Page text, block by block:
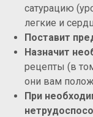
сатурацию
легкие и
Поставит
Назначит
рецепты (в
они вам
При